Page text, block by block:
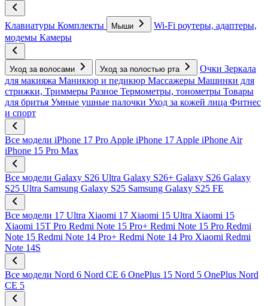
Клавиатуры Комплекты Мыши
Wi-Fi роутеры, адаптеры,
модемы Камеры
Уход за волосами Уход за полостью рта Очки Зеркала
для макияжа Маникюр и педикюр Массажеры Машинки для
стрижки, Триммеры Разное Термометры, тонометры Товары
для бритья Умные ушные палочки Уход за кожей лица Фитнес
и спорт
Все модели iPhone 17 Pro Apple iPhone 17 Apple iPhone Air
iPhone 15 Pro Max
Все модели Galaxy S26 Ultra Galaxy S26+ Galaxy S26 Galaxy
S25 Ultra Samsung Galaxy S25 Samsung Galaxy S25 FE
Все модели 17 Ultra Xiaomi 17 Xiaomi 15 Ultra Xiaomi 15
Xiaomi 15T Pro Redmi Note 15 Pro+ Redmi Note 15 Pro Redmi
Note 15 Redmi Note 14 Pro+ Redmi Note 14 Pro Xiaomi Redmi
Note 14S
Все модели Nord 6 Nord CE 6 OnePlus 15 Nord 5 OnePlus Nord
CE 5